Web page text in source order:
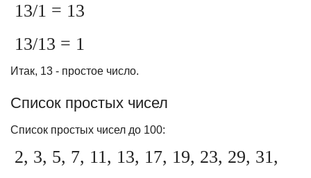
13/1 = 13
13/13 = 1
Итак, 13 - простое число.
Список простых чисел
Список простых чисел до 100:
2, 3, 5, 7, 11, 13, 17, 19, 23, 29, 31,